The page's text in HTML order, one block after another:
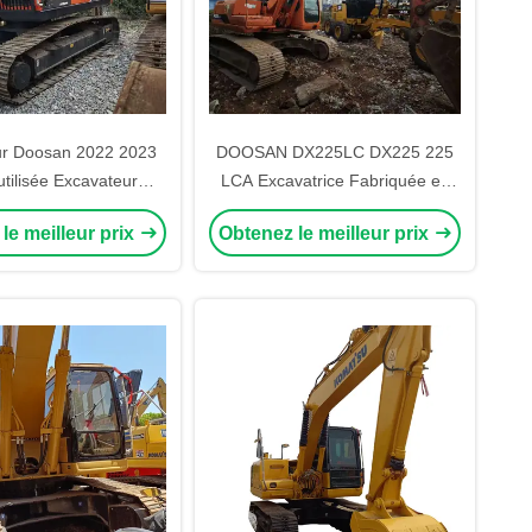
Doosan 2022 2023
Excavateur
Dx225lc Utilisé
le meilleur prix
DOOSAN DX225LC DX225 225
LCA Excavatrice Fabriquée en
Corée Doosan Dx225lc-9c
Excavatrice d'occasion à vendre
Obtenez le meilleur prix